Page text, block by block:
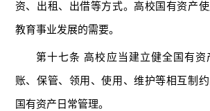
资、出租、出借等方式。高校国有资产
教育事业发展的需要。
第十七条 高校应当建立健全国有资
账、保管、领用、使用、维护等相互制
国有资产日常管理。